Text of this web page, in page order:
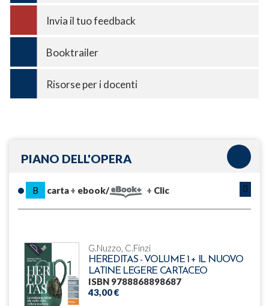
Invia il tuo feedback
Booktrailer
Risorse per i docenti
PIANO DELL'OPERA
B carta ebook/ Clic
G.Nuzzo, C.Finzi
HEREDITAS - VOLUME 1 + IL NUOVO
LATINE LEGERE CARTACEO
ISBN 9788868898687
43,00 €